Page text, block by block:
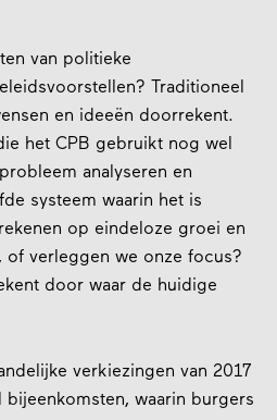
van politieke
Traditioneel
en ideeën doorrekent.
het CPB gebruikt nog wel
analyseren en
systeem waarin het is
op eindeloze groei en
of verleggen we onze focus?
door waar de huidige
verkiezingen van 2017
bijeenkomsten, waarin burgers